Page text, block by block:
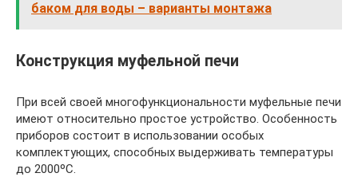
баком для воды – варианты монтажа
Конструкция муфельной печи
При всей своей многофункциональности муфельные печи
имеют относительно простое устройство. Особенность
приборов состоит в использовании особых
комплектующих, способных выдерживать температуры
до 2000ºС.